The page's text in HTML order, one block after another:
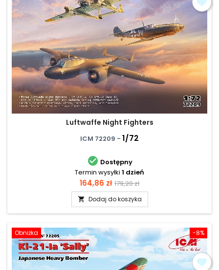
Luftwaffe Night Fighters
ICM 72209 - 1/72
 Dostępny
Termin wysyłki 1 dzień
Cena
164,86 zł Cena
podstawowa
179,20 zł
 Dodaj do koszyka
-8%
Obniżka